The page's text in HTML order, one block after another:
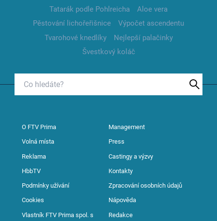
Tatarák podle Pohlreicha
Aloe vera
Pěstování lichořeřišnice
Výpočet ascendentu
Tvarohové knedlíky
Nejlepší palačinky
Švestkový koláč
O FTV Prima Management
Volná místa Press
Reklama Castingy a výzvy
HbbTV Kontakty
Podmínky užívání Zpracování osobních údajů
Cookies Nápověda
Vlastník FTV Prima spol. s
Redakce